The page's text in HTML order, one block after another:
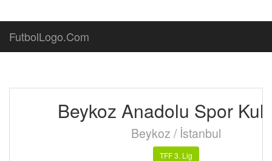
FutbolLogo.Com
Beykoz Anadolu Spor
Beykoz / İstanbul
TFF 3. Lig